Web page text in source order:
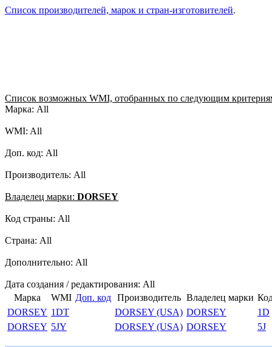
Список производителей, марок и стран-изготовителей.
Список возможных WMI, отобранных по следующим
Марка: All
WMI: All
Доп. код: All
Производитель: All
Владелец марки: DORSEY
Код страны: All
Страна: All
Дополнительно: All
Дата создания / редактирования: All
Марка
WMI Доп. код Производитель Владелец марки
DORSEY 1DT DORSEY (USA) DORSEY
1D
DORSEY 5JY DORSEY (USA) DORSEY 5J